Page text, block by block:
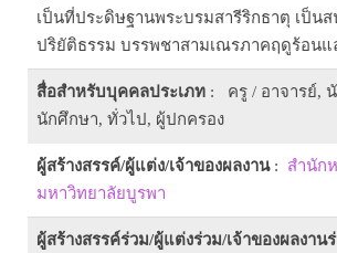
เป็นที่ประดิษฐานพระบรมสารีริกธาตุ เป็น
ปริยัติธรรม บรรพชาสามเณรภาคฤดูร้อนแ
สื่อสำหรับบุคคลประเภท : ครู / อาจารย์, นั
นักศึกษา, ทั่วไป, ผู้ปกครอง
ผู้สร้างสรรค์/ผู้แต่ง/เจ้าของผลงาน: สำนัก
มหาวิทยาลัยบูรพา
ผู้สร้างสรรค์ร่วม/ผู้แต่งร่วม/เจ้าของผลงาน